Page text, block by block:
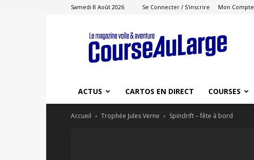
Samedi 8 Août 2026 Se Connecter / S'inscrire Mon Compte
Course
au
Large
ACTUS CARTOS EN DIRECT COURSES
Accueil Trophée Jules Verne Spindrift – fête à bord